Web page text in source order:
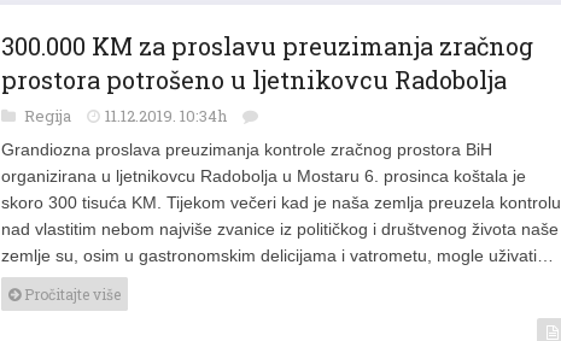
300.000 KM za proslavu preuzimanja zračnog
prostora potrošeno u ljetnikovcu Radobolja
Regija 11.12.2019. 10:34h
Grandiozna proslava preuzimanja kontrole zračnog prostora BiH
organizirana u ljetnikovcu Radobolja u Mostaru 6. prosinca koštala je
skoro 300 tisuća KM. Tijekom večeri kad je naša zemlja preuzela kontrolu
nad vlastitim nebom najviše zvanice iz političkog i društvenog života naše
zemlje su, osim u gastronomskim delicijama i vatrometu, mogle uživati…
Pročitajte više